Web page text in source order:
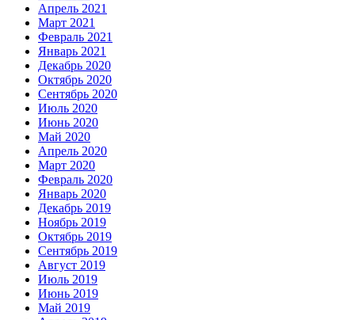
Апрель 2021
Март 2021
Февраль 2021
Январь 2021
Декабрь 2020
Октябрь 2020
Сентябрь 2020
Июль 2020
Июнь 2020
Май 2020
Апрель 2020
Март 2020
Февраль 2020
Январь 2020
Декабрь 2019
Ноябрь 2019
Октябрь 2019
Сентябрь 2019
Август 2019
Июль 2019
Июнь 2019
Май 2019